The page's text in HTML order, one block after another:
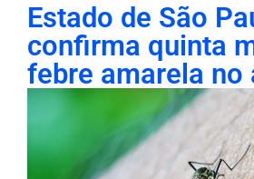
Estado de São
confirma quinta
febre amarela no